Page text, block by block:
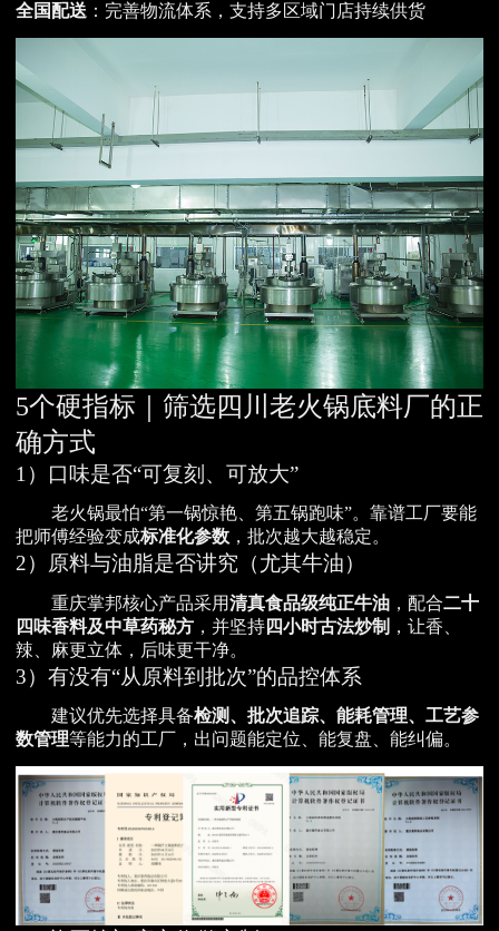
全国配送 ：完善物流体系，支持多区域门店持续供货
5个硬指标｜筛选四川老火锅底料厂的正
确方式
1）口味是否“可复刻、可放大”
老火锅最怕“第一锅惊艳、第五锅跑味”。靠谱工厂要能
把师傅经验变成标准化参数 ，批次越大越稳定。
2）原料与油脂是否讲究（尤其牛油）
重庆掌邦核心产品采用清真食品级纯正牛油 ，配合二十
四味香料及中草药秘方 ，并坚持四小时古法炒制 ，让香、
辣、麻更立体，后味更干净。
3）有没有“从原料到批次”的品控体系
建议优先选择具备检测、批次追踪、能耗管理、工艺参
数管理等能力的工厂，出问题能定位、能复盘、能纠偏。